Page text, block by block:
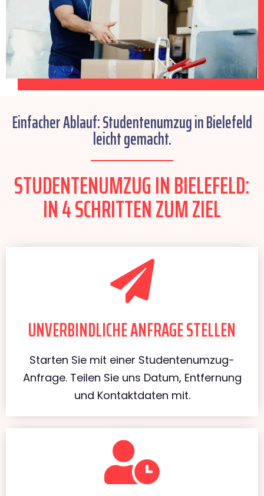
Einfacher Ablauf: Studentenumzug in Bielefeld
leicht gemacht.
STUDENTENUMZUG IN BIELEFELD:
IN 4 SCHRITTEN ZUM ZIEL
UNVERBINDLICHE ANFRAGE STELLEN
Starten Sie mit einer Studentenumzug-
Anfrage. Teilen Sie uns Datum, Entfernung
und Kontaktdaten mit.